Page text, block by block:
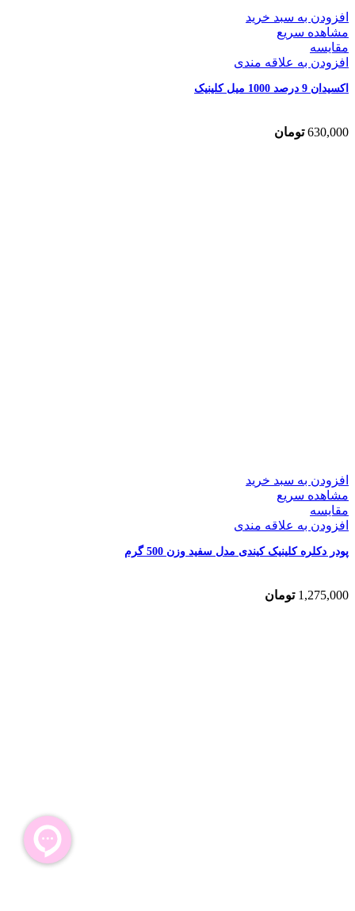
افزودن به سبد خرید
مشاهده سریع
مقایسه
افزودن به علاقه مندی
اکسیدان 9 درصد 1000 میل کلینیک
630,000 تومان
افزودن به سبد خرید
مشاهده سریع
مقایسه
افزودن به علاقه مندی
پودر دکلره کلینیک کیندی مدل سفید وزن 500 گرم
1,275,000 تومان